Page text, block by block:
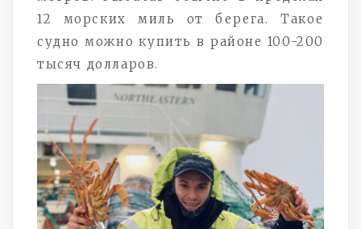
12 морских миль от берега. Такое
судно можно купить в районе 100-200
тысяч долларов.